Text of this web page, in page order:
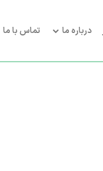
درباره ما تماس با ما